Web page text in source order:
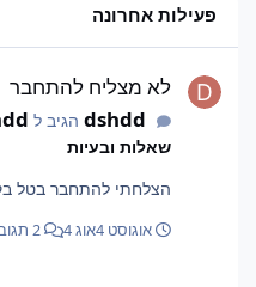
פעילות אחרונה
לא מצליח להתחבר
dshddהגיב ל
שאלות ובעיות
הצלחתי להתחבר בטל
אוגוסט 4 אוג 4